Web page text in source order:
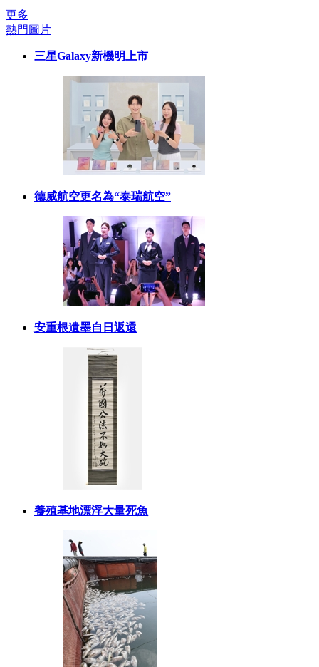
更多
熱門圖片
三星Galaxy新機明上市
德威航空更名為“泰瑞航空”
安重根遺墨自日返還
養殖基地漂浮大量死魚